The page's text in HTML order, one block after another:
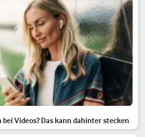
bei Videos? Das kann dahinter stecken